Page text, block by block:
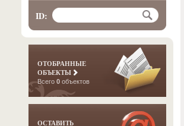
ID:
ОТОБРАННЫЕ
ОБЪЕКТЫ
Всего 0 объектов
ОСТАВИТЬ